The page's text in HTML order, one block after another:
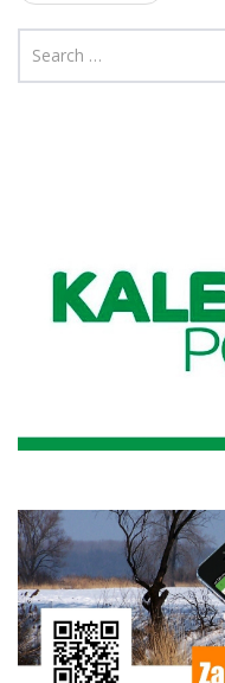
navigation